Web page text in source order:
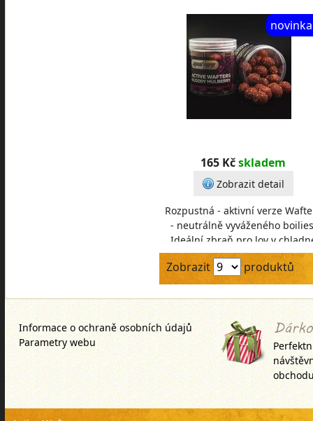
novinka
165 Kčskladem
Zobrazit detail
Rozpustná - aktivní verze
- neutrálně vyváženého
Ideální zbraň pro lov v
vodě, závodní lov nebo
případy, kd
Zobrazit produktů
Informace o ochraně osobních údajů
Parametry webu